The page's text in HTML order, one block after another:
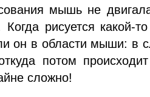
мышь не
рисуется какой-
он в области мыши: в
потом происходит
сложно!